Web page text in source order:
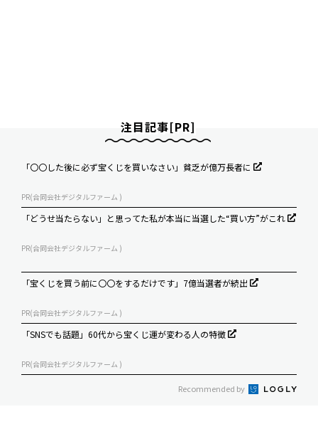
注目記事[PR]
「〇〇した後に必ず宝くじを買いなさい」貧乏が億万長者に
PR(合同会社デジタルファーム )
「どうせ当たらない」と思ってた私が本当に当選した“買い方”がこれ
PR(合同会社デジタルファーム )
「宝くじを買う前に〇〇をするだけです」7億当選者が続出
PR(合同会社デジタルファーム )
「SNSでも話題」60代から宝くじ運が変わる人の特徴
PR(合同会社デジタルファーム )
Recommended by